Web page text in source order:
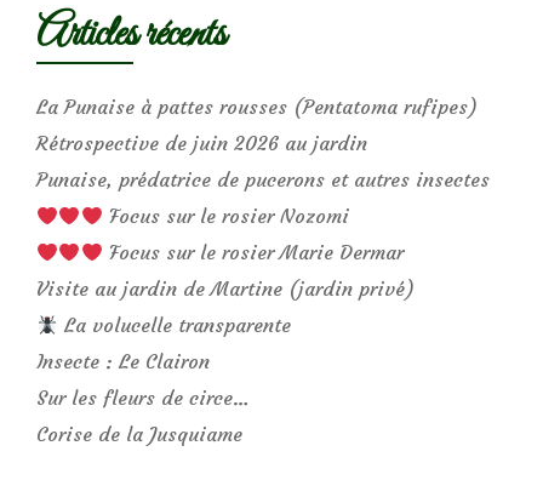
Articles récents
La Punaise à pattes rousses (Pentatoma rufipes)
Rétrospective de juin 2026 au jardin
Punaise, prédatrice de pucerons et autres insectes
Focus sur le rosier Nozomi
Focus sur le rosier Marie Dermar
Visite au jardin de Martine (jardin privé)
La volucelle transparente
Insecte : Le Clairon
Sur les fleurs de circe…
Corise de la Jusquiame